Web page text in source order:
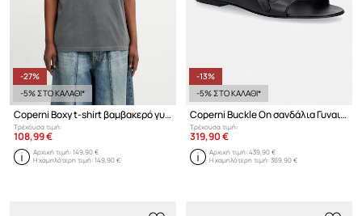
-27%
-5% ΣΤΟ ΚΑΛΑΘΙ*
Coperni Boxy t-shirt βαμβακερό γυναικείο
Τρέχουσα τιμή:
108,99 €
Αρχική τιμή:149,90 €
Η χαμηλότερη τιμή:149,90 €
-13%
-5% ΣΤΟ ΚΑΛΑΘΙ*
Coperni Buckle On σανδάλια Γυναικεία δερμάτινα
Τρέχουσα τιμή:
319,90 €
Αρχική τιμή:439,90 €
Η χαμηλότερη τιμή:369,90 €